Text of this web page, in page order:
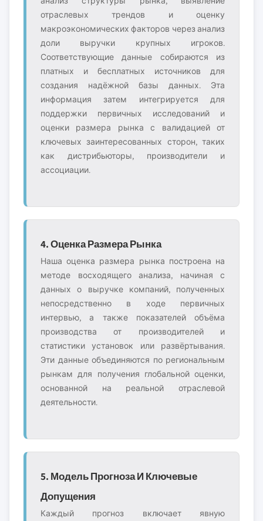
отраслевых трендов и оценку
макроэкономических факторов через анализ
доли выручки крупных игроков.
Соответствующие данные собираются из
платных и бесплатных источников для
создания надёжной базы данных. Эта
информация затем интегрируется для
поддержки первичных исследований и
оценки размера рынка с валидацией от
ключевых заинтересованных сторон, таких
как дистрибьюторы, производители и
ассоциации.
4. Оценка Размера Рынка
Наша оценка размера рынка построена на
методе восходящего анализа, начиная с
данных о выручке компаний, полученных
непосредственно в ходе первичных
интервью, а также показателей объёма
производства от производителей и
статистики установок или развёртывания.
Эти данные объединяются по региональным
рынкам для получения глобальной оценки,
основанной на реальной отраслевой
деятельности.
5. Модель Прогноза И Ключевые
Допущения
Каждый прогноз включает явную